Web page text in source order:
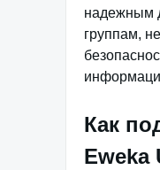
надежным
группам,
Как
Eweka